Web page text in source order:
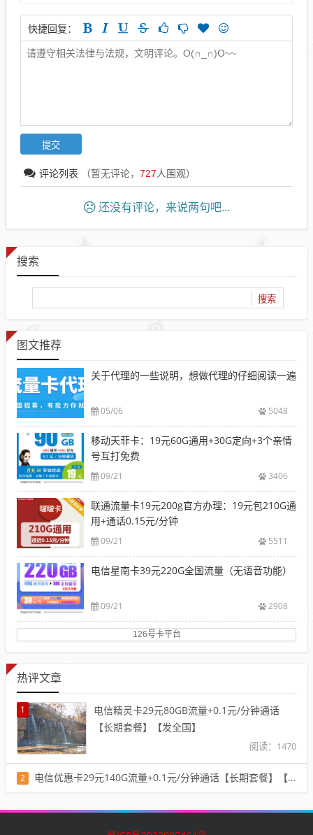
快捷回复：
评论列表 （暂无评论， 727人围观）
还没有评论，来说两句吧...
搜索
图文推荐
关于代理的一些说明，想做代理的仔细阅读一遍
05/06 5048
移动天菲卡：19元60G通用+30G定向+3个亲情
号互打免费
09/21 3406
联通流量卡19元200g官方办理：19元包210G通
用+通话0.15元/分钟
09/21 5511
电信星南卡39元220G全国流量（无语音功能）
09/21 2908
126号卡平台
热评文章
1
电信精灵卡29元80GB流量+0.1元/分钟通话
【长期套餐】【发全国】
阅读：1470
2 电信优惠卡29元140G流量+0.1元/分钟通话【长期套餐】【发全国】